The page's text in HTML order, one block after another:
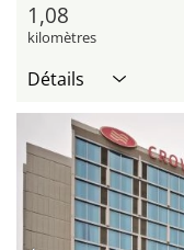
1,08
kilomètres
Détails